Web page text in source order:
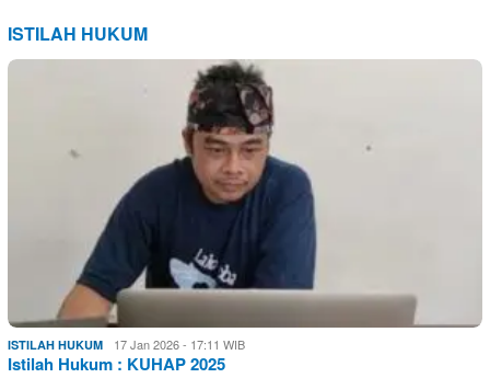
ISTILAH HUKUM
ISTILAH HUKUM 17 Jan 2026 - 17:11 WIB
Istilah Hukum : KUHAP 2025